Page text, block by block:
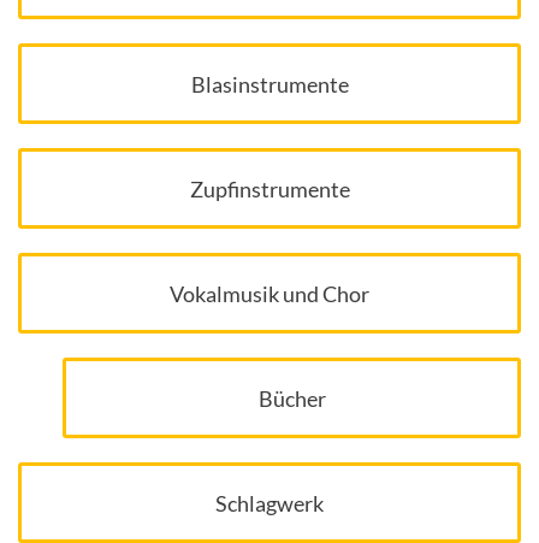
Blasinstrumente
Zupfinstrumente
Vokalmusik und Chor
Bücher
Schlagwerk